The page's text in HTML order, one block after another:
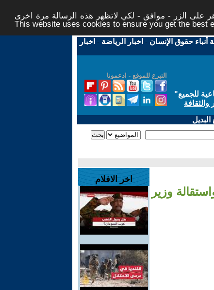
على الزر - موافق - لكي لاتظهر هذه الرسالة مرة اخرى -
This website uses cookies to ensure you get the best
أنباء حقوق الإنسان - اخبار الرياضة - اخبار
التبرع للموقع - ادعمونا
للجميع"
وزير
اخر الافلام